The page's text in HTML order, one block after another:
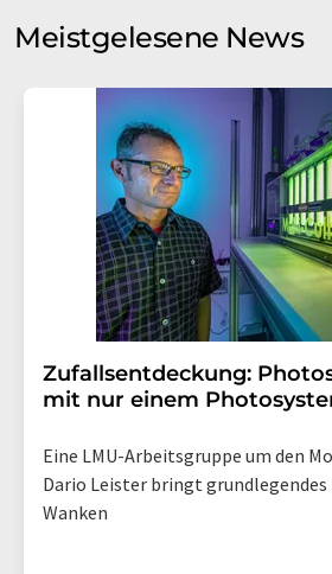
Meinungsforschung per E-Mail
Einwilligung können Sie jederzeit ohne
Str. 2, 12489 Berlin oder per E-Mail unter
widerruf@lumitos.com mit Wirkung
widerrufen. Zudem ist in jeder E-Mail
Abbestellung des entsprechenden
enthalten.
Meistgelesene News
Zufallsentdeckung:
mit nur einem
Eine LMU-Arbeitsgruppe um den
Dario Leister bringt grundlegendes
Wanken